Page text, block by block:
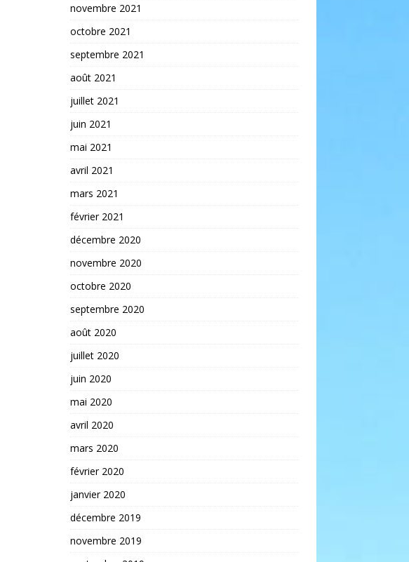
novembre 2021
octobre 2021
septembre 2021
août 2021
juillet 2021
juin 2021
mai 2021
avril 2021
mars 2021
février 2021
décembre 2020
novembre 2020
octobre 2020
septembre 2020
août 2020
juillet 2020
juin 2020
mai 2020
avril 2020
mars 2020
février 2020
janvier 2020
décembre 2019
novembre 2019